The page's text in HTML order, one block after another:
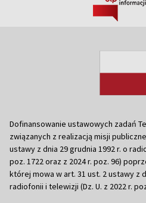
Dofinansowanie ustawowych zadań
związanych z realizacją misji
ustawy z dnia 29 grudnia 1992 r. o
poz. 1722 oraz z 2024 r. poz. 96)
której mowa w art. 31 ust. 2 ustawy z
radiofonii i telewizji (Dz. U. z 2022 r.